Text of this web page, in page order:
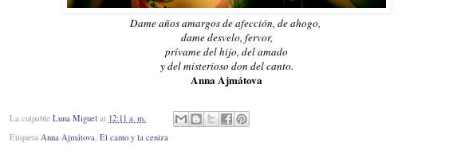
Dame años amargos de afección, de ahogo,
dame desvelo, fervor,
prívame del hijo, del amado
y del misterioso don del canto.
Anna Ajmátova
La culpable Luna Miguel at 12:11 a. m.
Etiqueta Anna Ajmátova, El canto y la ceniza